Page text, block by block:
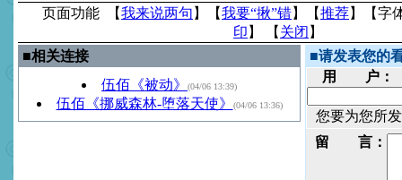
页面功能 【我来说两句 】【我要“揪”错】【推荐】【字
印 】 【 关闭 】
■相关连接
伍佰《被动》
(04/06 13:39)
伍佰《挪威森林-堕落天使》 (04/06 13:36)
■请发表您的
用 户：
您要为您所
留 言：